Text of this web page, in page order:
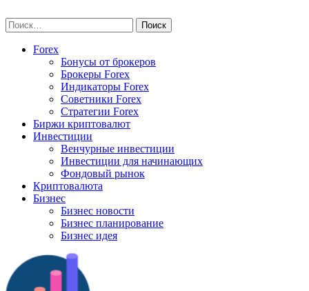
to
content
Найти:
Forex
Бонусы от брокеров
Брокеры Forex
Индикаторы Forex
Советники Forex
Стратегии Forex
Биржи криптовалют
Инвестиции
Венчурные инвестиции
Инвестиции для начинающих
Фондовый рынок
Криптовалюта
Бизнес
Бизнес новости
Бизнес планирование
Бизнес идея